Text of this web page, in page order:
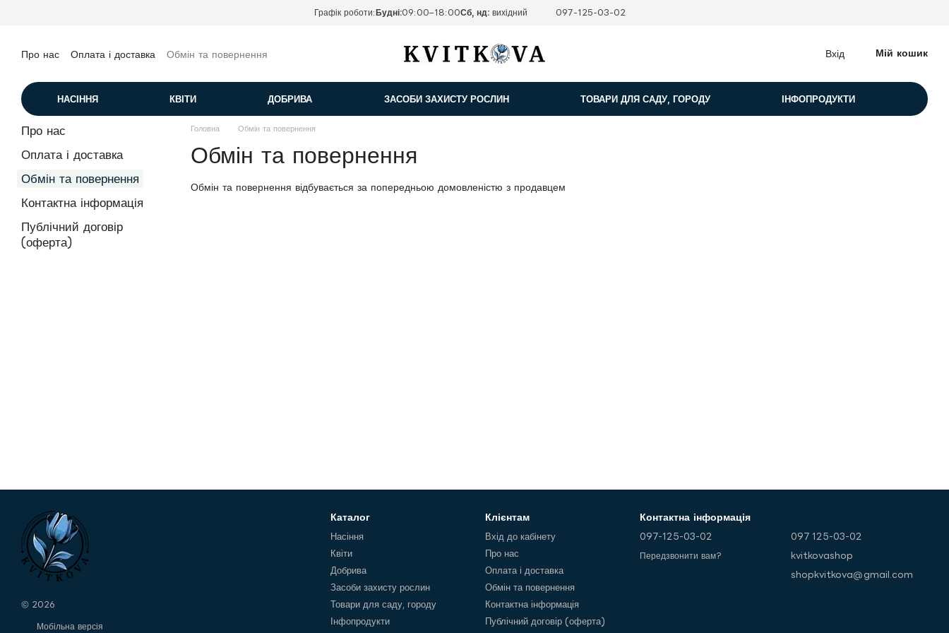
Графік роботи:Будні:09:00–18:00Сб, нд:вихідний 097-125-03-02
Про нас Оплата і доставка
Обмін та повернення
Вхід Мій кошик
НАСІННЯ КВІТИ ДОБРИВА ЗАСОБИ ЗАХИСТУ РОСЛИН ТОВАРИ ДЛЯ САДУ, ГОРОДУ ІНФОПРОДУКТИ
Головна Обмін та повернення
Обмін та повернення
Обмін та повернення відбувається за попередньою домовленістю з продавцем
Про нас
Оплата і доставка
Обмін та повернення
Контактна інформація
Публічний договір
(оферта)
© 2026
Мобільна версія
Каталог
Насіння
Квіти
Добрива
Засоби захисту рослин
Товари для саду, городу
Інфопродукти
Клієнтам
Вхід до кабінету
Про нас
Оплата і доставка
Обмін та повернення
Контактна інформація
Публічний договір (оферта)
Контактна інформація
097-125-03-02
Передзвонити вам?
097 125-03-02
kvitkovashop
shopkvitkova@gmail.com